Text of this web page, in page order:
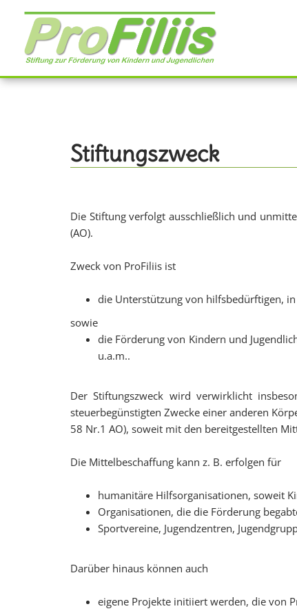
Direkt
Inhalt
Stiftungszweck
Die Stiftung verfolgt ausschließlich und
(AO).
Zweck von ProFiliis ist
die Unterstützung von hilfsbedürftigen,
sowie
die Förderung von Kindern und
u.a.m..
Der Stiftungszweck wird verwirklicht
steuerbegünstigten Zwecke einer anderen
58 Nr.1 AO), soweit mit den bereitgestellten
Die Mittelbeschaffung kann z. B. erfolgen für
humanitäre Hilfsorganisationen, soweit
Organisationen, die die Förderung
Sportvereine, Jugendzentren,
Darüber hinaus können auch
eigene Projekte initiiert werden, die von